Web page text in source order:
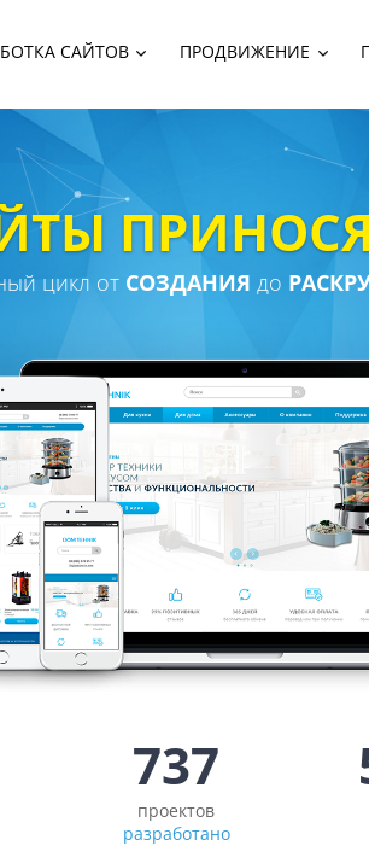
САЙТОВ ПРОДВИЖЕНИЕ
цикл от СОЗДАНИЯ до
737
проектов
разработано